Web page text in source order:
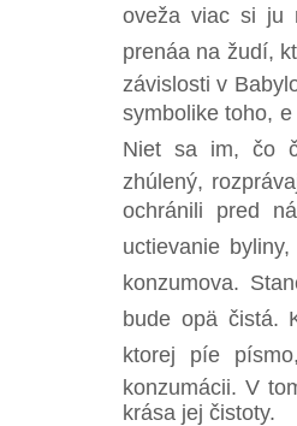
oveža viac si ju
prenáa na
závislosti v
symbolike toho,
Niet sa im, čo
zhúlený,
ochránili pred
uctievanie byliny,
konzumova.
bude opä čistá.
ktorej píe
konzumácii. V
krása jej čistoty.